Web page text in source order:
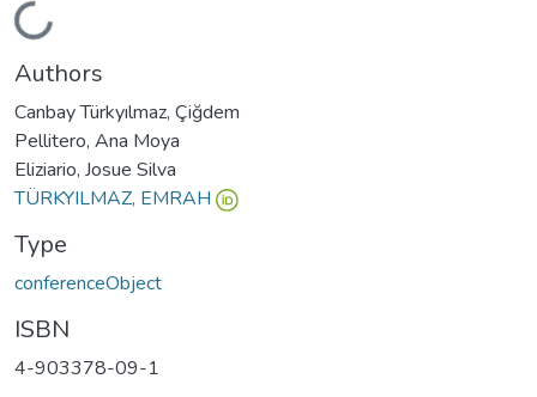
Loading...
Authors
Canbay Türkyılmaz, Çiğdem
Pellitero, Ana Moya
Eliziario, Josue Silva
TÜRKYILMAZ, EMRAH
Type
conferenceObject
ISBN
4-903378-09-1